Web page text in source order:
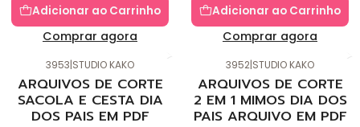
Adicionar ao Carrinho
Comprar agora
Adicionar ao Carrinho
Comprar agora
3953|STUDIO KAKO
ARQUIVOS DE CORTE
SACOLA E CESTA DIA
DOS PAIS EM PDF
3952|STUDIO KAKO
ARQUIVOS DE CORTE
2 EM 1 MIMOS DIA DOS
PAIS ARQUIVO EM PDF